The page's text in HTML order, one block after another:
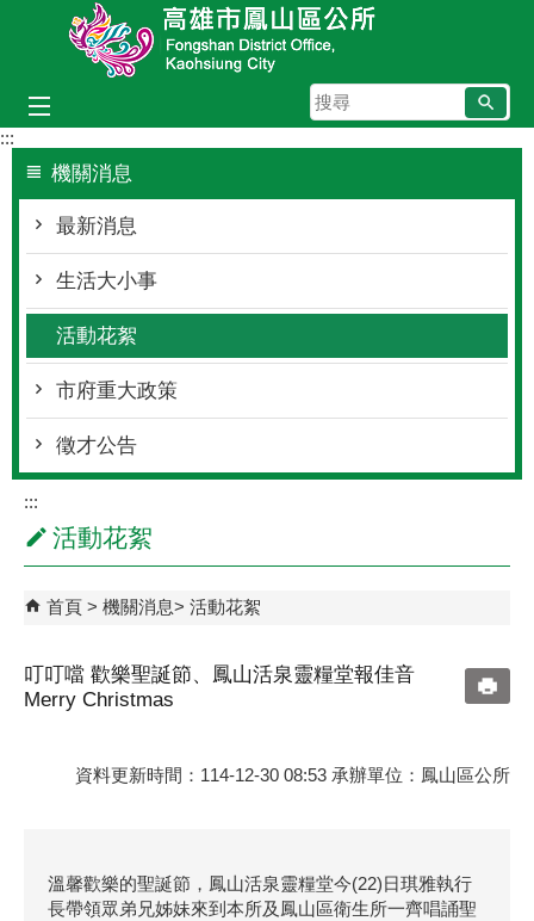
跳到主要內容區塊
搜
尋
:::
機關消息
最新消息
生活大小事
活動花絮
市府重大政策
徵才公告
:::
活動花絮
首頁 機關消息 活動花絮
叮叮噹 歡樂聖誕節、鳳山活泉靈糧堂報佳音
Merry Christmas
資料更新時間：114-12-30 08:53 承辦單位：鳳山區公所
溫馨歡樂的聖誕節，鳳山活泉靈糧堂今(22)日琪雅執行
長帶領眾弟兄姊妹來到本所及鳳山區衛生所一齊唱誦聖